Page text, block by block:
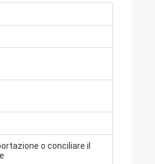
o conciliare il